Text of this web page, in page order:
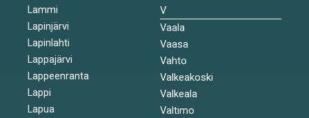
Lammi
Lapinjärvi
Lapinlahti
Lappajärvi
Lappeenranta
Lappi
Lapua
V
Vaala
Vaasa
Vahto
Valkeakoski
Valkeala
Valtimo